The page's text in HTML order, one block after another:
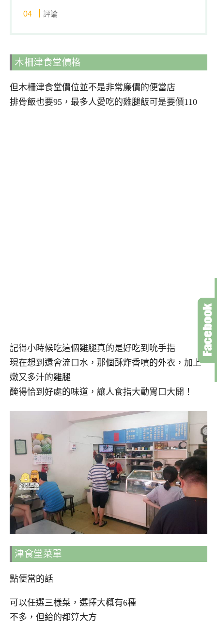
評論
木柵津食堂價格
但木柵津食堂價位並不是非常廉價的便當店
排骨飯也要95，最多人愛吃的雞腿飯可是要價110
記得小時候吃這個雞腿真的是好吃到吮手指
現在想到還會流口水，那個酥炸香噴的外衣，加上
嫩又多汁的雞腿
醃得恰到好處的味道，讓人食指大動胃口大開！
津食堂菜單
點便當的話
可以任選三樣菜，選擇大概有6種
不多，但給的都算大方